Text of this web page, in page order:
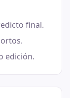
final.
edición.